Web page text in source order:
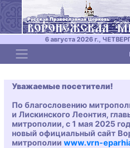
6 августа 2026 г.,
Toggle navigation
Уважаемые посетители!
По благословению
и Лискинского Леонтия,
митрополии, с 1 мая 2025
новый официальный сайт
митрополии www.vrn-